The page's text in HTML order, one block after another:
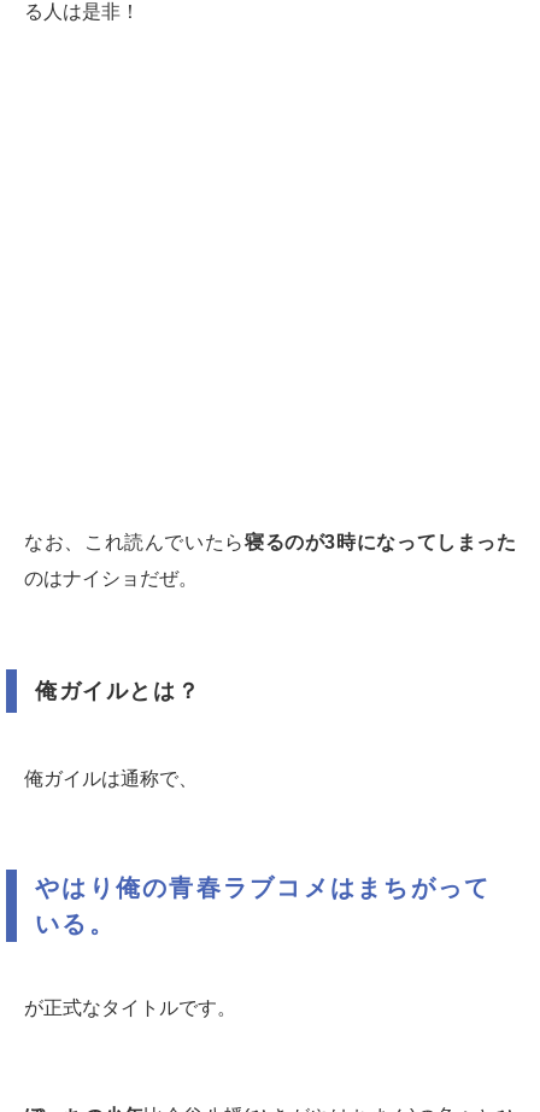
る人は是非！
なお、これ読んでいたら寝るのが3時になってしまった
のはナイショだぜ。
俺ガイルとは？
俺ガイルは通称で、
やはり俺の青春ラブコメはまちがって
いる。
が正式なタイトルです。